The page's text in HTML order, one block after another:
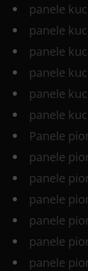
panele
panele
panele
panele
panele
panele
Panele
panele
panele
panele
panele
panele
panele